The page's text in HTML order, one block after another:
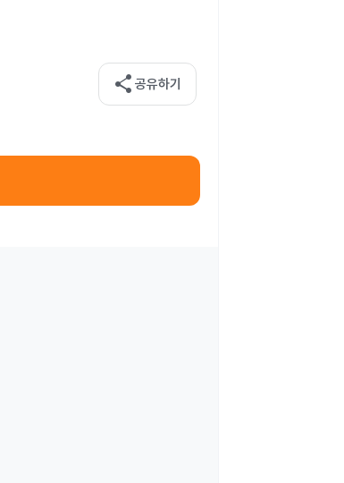
share 공유하기